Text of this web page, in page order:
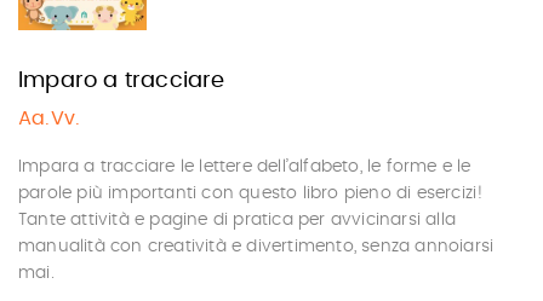
Imparo a tracciare
Aa.Vv.
Impara a tracciare le lettere dell’alfabeto, le forme e le
parole più importanti con questo libro pieno di esercizi!
Tante attività e pagine di pratica per avvicinarsi alla
manualità con creatività e divertimento, senza annoiarsi
mai.